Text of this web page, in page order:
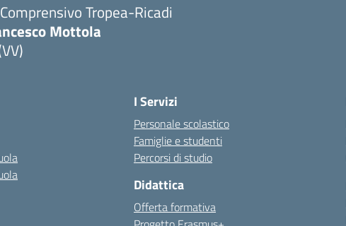
Tropea-Ricadi
Mottola
I Servizi
Personale scolastico
Famiglie e studenti
Percorsi di studio
Didattica
Offerta formativa